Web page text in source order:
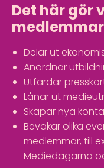
Det här gör
Delar ut
Anordnar
Utfärdar
Lånar ut
Skapar nya
Bevakar olika
medlemmar, till
Mediedagarna